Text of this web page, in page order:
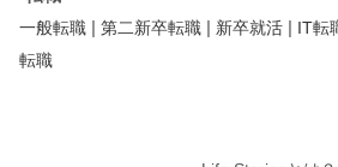
一般転職 | 第二新卒転職 | 新卒就活 | IT転
転職